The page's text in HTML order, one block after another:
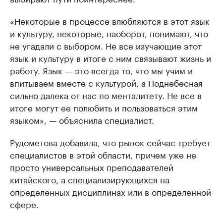
«Некоторые в процессе влюбляются в этот язык
и культуру, некоторые, наоборот, понимают, что
не угадали с выбором. Не все изучающие этот
язык и культуру в итоге с ним связывают жизнь и
работу. Язык — это всегда то, что мы учим и
впитываем вместе с культурой, а Поднебесная
сильно далека от нас по менталитету. Не все в
итоге могут ее полюбить и пользоваться этим
языком», — объяснила специалист.
Рудометова добавила, что рынок сейчас требует
специалистов в этой области, причем уже не
просто универсальных преподавателей
китайского, а специализирующихся на
определенных дисциплинах или в определенной
сфере.